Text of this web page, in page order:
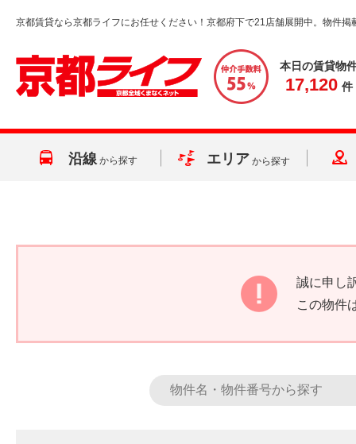
京都賃貸なら京都ライフにお任せください！京都府下で21店舗展開中。物件掲
本日の賃貸物
17,120 件
沿線 から探す エリア から探す
誠に申し
この物件